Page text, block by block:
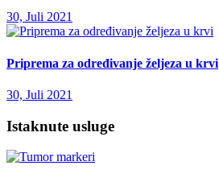
30, Juli 2021
Priprema za određivanje željeza u krvi
30, Juli 2021
Istaknute usluge